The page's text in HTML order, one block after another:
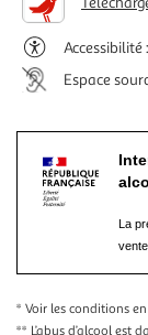
Espace
La
* Voir les conditions
** L’abus d’alcool est